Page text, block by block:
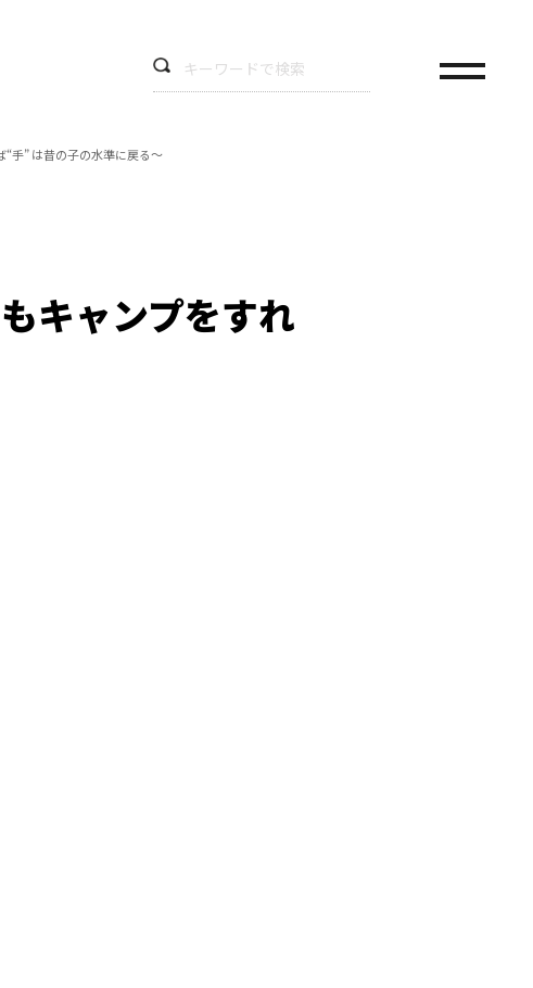
手” は昔の子の水準に戻る～
キャンプをすれ